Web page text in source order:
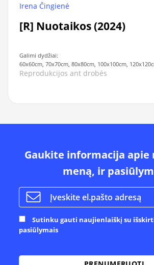
Irena Čingienė
[R] Nuotaikos (2024)
Galimi dydžiai:
60x60cm, 70x70cm, 80x80cm, 100x100cm,
Reprodukcijos ant drobės
Gaukite informacija apie
meną, ir
Sutinku gauti naujienlaiškį su
pasiūlymais